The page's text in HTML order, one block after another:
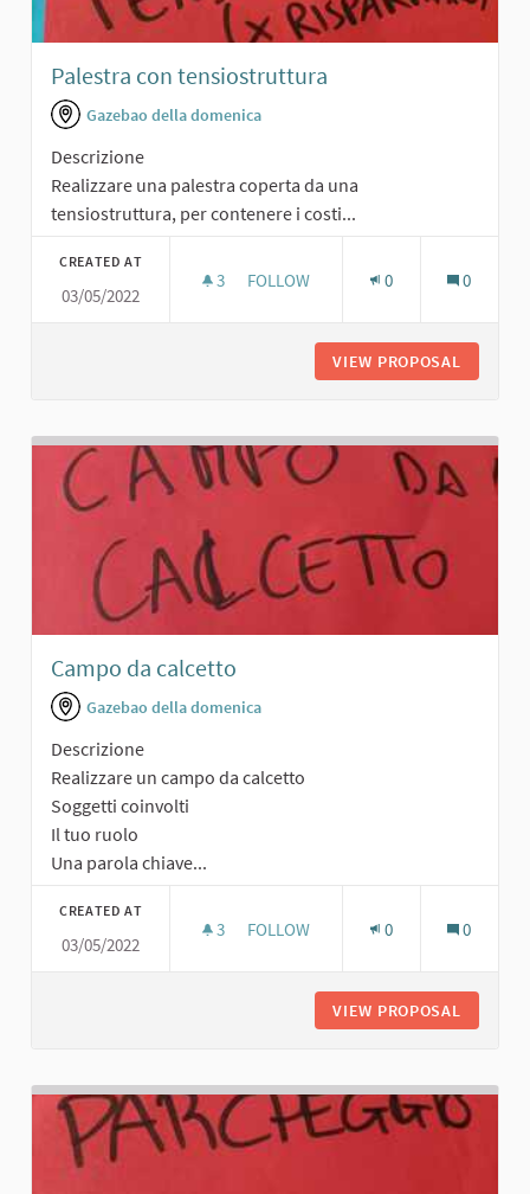
Palestra con tensiostruttura
Gazebao della domenica
Descrizione
Realizzare una palestra coperta da una
tensiostruttura, per contenere i costi...
CREATED AT
03/05/2022
3 3 FOLLOWERS
FOLLOW 0 0
VIEW PROPOSAL
Campo da calcetto
Gazebao della domenica
Descrizione
Realizzare un campo da calcetto
Soggetti coinvolti
Il tuo ruolo
Una parola chiave...
CREATED AT
03/05/2022
3 3 FOLLOWERS
FOLLOW 0 0
VIEW PROPOSAL